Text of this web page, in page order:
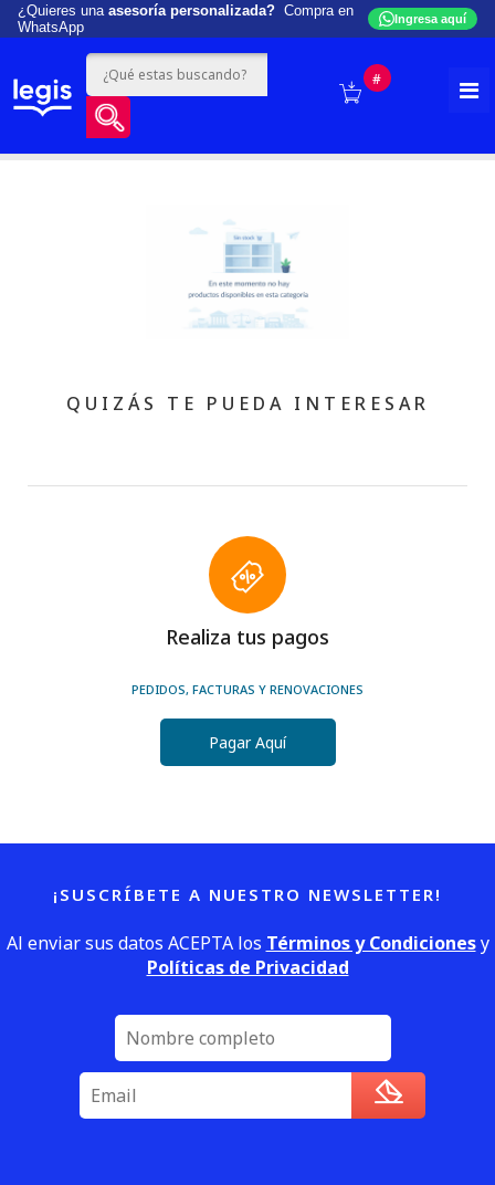
¿Quieres una asesoría personalizada? Compra en
WhatsApp
Ingresa aquí
#
QUIZÁS TE PUEDA INTERESAR
Realiza tus pagos
PEDIDOS, FACTURAS Y RENOVACIONES
Pagar Aquí
¡SUSCRÍBETE A NUESTRO NEWSLETTER!
Al enviar sus datos ACEPTA los Términos y Condicionesy
Políticas de Privacidad